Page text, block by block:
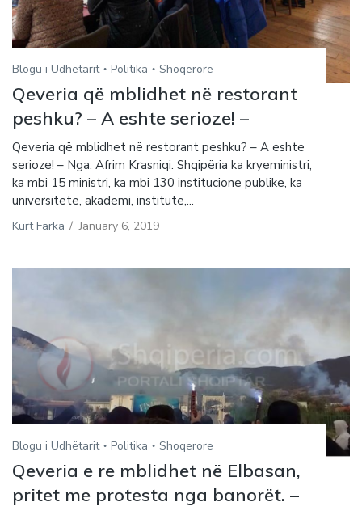
Blogu i Udhëtarit Politika Shoqerore
Qeveria që mblidhet në restorant
peshku? – A eshte serioze! –
Qeveria që mblidhet në restorant peshku? – A eshte
serioze! – Nga: Afrim Krasniqi. Shqipëria ka kryeministri,
ka mbi 15 ministri, ka mbi 130 institucione publike, ka
universitete, akademi, institute,...
Kurt Farka / January 6, 2019
Blogu i Udhëtarit Politika Shoqerore
Qeveria e re mblidhet në Elbasan,
pritet me protesta nga banorët. –